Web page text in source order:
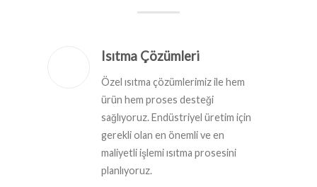
Isıtma Çözümleri
Özel ısıtma çözümlerimiz ile hem
ürün hem proses desteği
sağlıyoruz. Endüstriyel üretim için
gerekli olan en önemli ve en
maliyetli işlemi ısıtma prosesini
planlıyoruz.